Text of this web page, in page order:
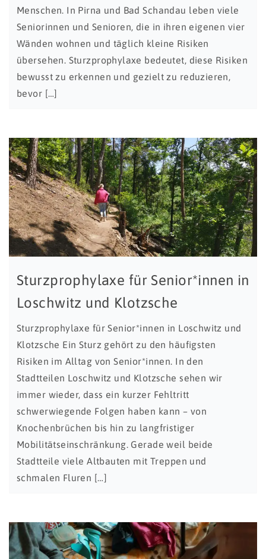
Menschen. In Pirna und Bad Schandau leben viele
Seniorinnen und Senioren, die in ihren eigenen vier
Wänden wohnen und täglich kleine Risiken
übersehen. Sturzprophylaxe bedeutet, diese Risiken
bewusst zu erkennen und gezielt zu reduzieren,
bevor […]
Sturzprophylaxe für Senior*innen in
Loschwitz und Klotzsche
Sturzprophylaxe für Senior*innen in Loschwitz und
Klotzsche Ein Sturz gehört zu den häufigsten
Risiken im Alltag von Senior*innen. In den
Stadtteilen Loschwitz und Klotzsche sehen wir
immer wieder, dass ein kurzer Fehltritt
schwerwiegende Folgen haben kann – von
Knochenbrüchen bis hin zu langfristiger
Mobilitätseinschränkung. Gerade weil beide
Stadtteile viele Altbauten mit Treppen und
schmalen Fluren […]